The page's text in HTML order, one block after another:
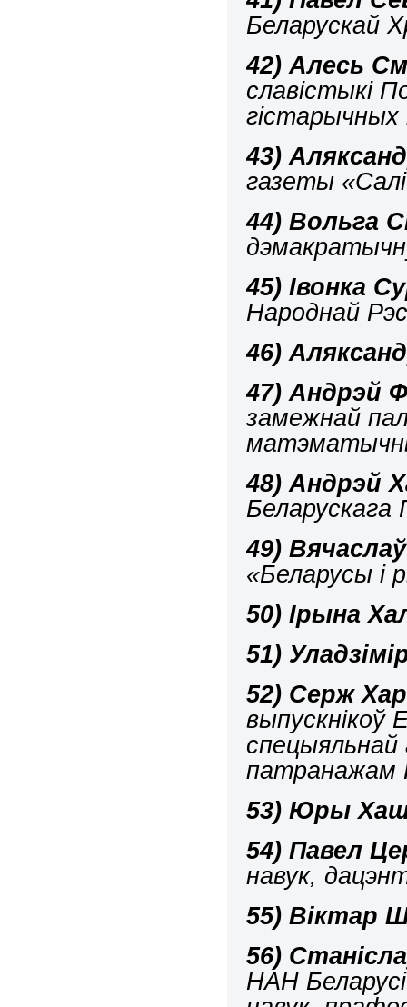
Беларускай
42) Алесь
славістыкі
гістарычных
43)
газеты
44) Вольга
45) Івонка
Народнай
46)
47) Андрэй
замежнай
48) Андрэй
49)
«Беларусы і
50) Ірына
51)
52) Серж
выпускнікоў
патранажам
53) Юры
54) Павел
навук,
55) Віктар
56)
НАН